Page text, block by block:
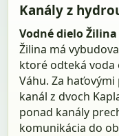
Kanály z
Vodné dielo Žilina
Žilina má
ktoré odteká
Váhu. Za
kanál z dvoch
ponad kanály
komunikácia do